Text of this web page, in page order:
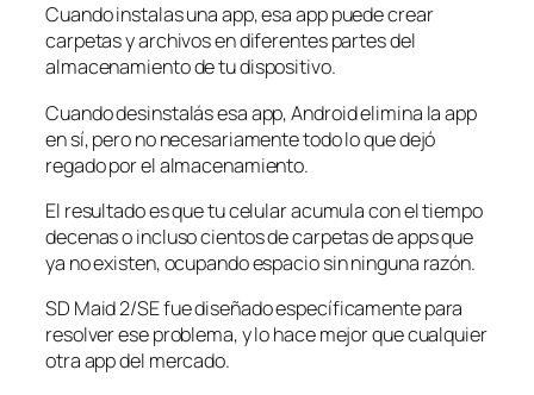
Cuando instalas una app, esa app puede crear
carpetas y archivos en diferentes partes del
almacenamiento de tu dispositivo.
Cuando desinstalás esa app, Android elimina la app
en sí, pero no necesariamente todo lo que dejó
regado por el almacenamiento.
El resultado es que tu celular acumula con el tiempo
decenas o incluso cientos de carpetas de apps que
ya no existen, ocupando espacio sin ninguna razón.
SD Maid 2/SE fue diseñado específicamente para
resolver ese problema, y lo hace mejor que cualquier
otra app del mercado.